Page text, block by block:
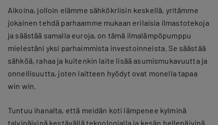
Aikoina, jolloin elämme sähkökriisin keskellä, yritämme
jokainen tehdä parhaamme mukaan erilaisia ilmastotekoja
ja säästää samalla euroja, on tämä ilmalämpöpumppu
mielestäni yksi parhaimmista investoinneista. Se säästää
sähköä, rahaa ja kuitenkin laite lisää asumismukavuutta ja
onnellisuutta, joten laitteen hyödyt ovat monella tapaa
win win.
Tuntuu ihanalta, että meidän koti lämpenee kylminä
talvipäivinä kestävällä teknologialla ja kesän hellepäivinä